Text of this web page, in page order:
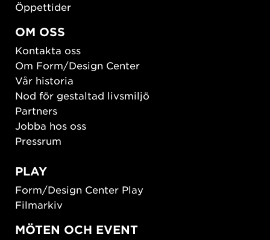
Öppettider
OM OSS
Kontakta oss
Om Form/Design Center
Vår historia
Nod för gestaltad livsmiljö
Partners
Jobba hos oss
Pressrum
PLAY
Form/Design Center Play
Filmarkiv
MÖTEN OCH EVENT